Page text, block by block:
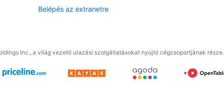
Belépés az extranetre
Inc., a világ vezető utazási szolgáltatásokat nyújtó cégcsoportjának része.